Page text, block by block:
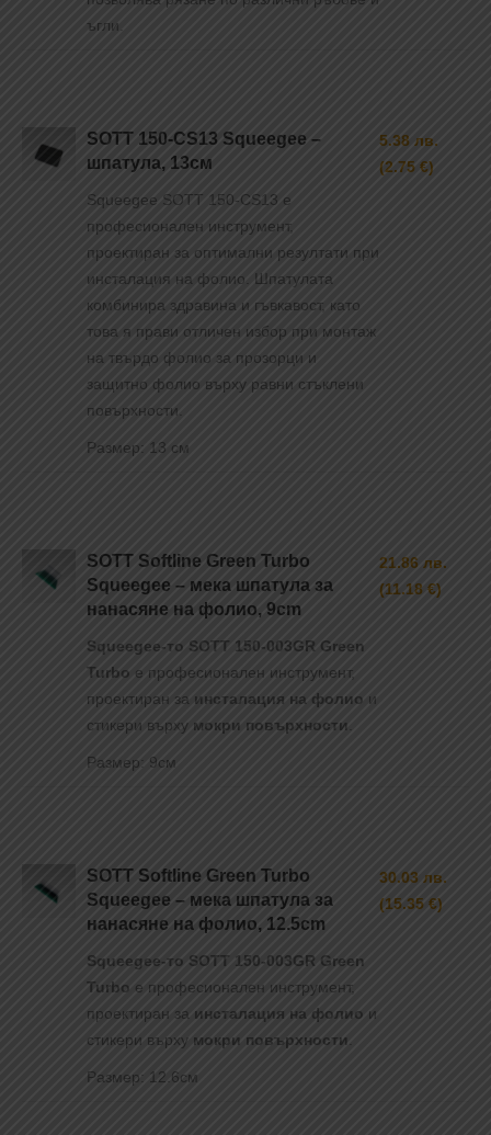
ъгли.
SOTT 150-CS13 Squeegee –
шпатула, 13см
Squeegee SOTT 150-CS13 е
професионален инструмент,
проектиран за оптимални резултати при
инсталация на фолио. Шпатулата
комбинира здравина и гъвкавост, като
това я прави отличен избор при монтаж
на твърдо фолио за прозорци и
защитно фолио върху равни стъклени
повърхности.
Размер: 13 см
5.38 лв.
(2.75 €)
SOTT Softline Green Turbo
Squeegee – мека шпатула за
нанасяне на фолио, 9cm
Squeegee-то SOTT 150-003GR Green
Turbo е професионален инструмент,
проектиран за инсталация на фолио и
стикери върху мокри повърхности
Размер: 9см
21.86 лв.
(11.18 €)
SOTT Softline Green Turbo
Squeegee – мека шпатула за
нанасяне на фолио, 12.5cm
Squeegee-то SOTT 150-003GR Green
Turbo е професионален инструмент,
проектиран за инсталация на фолио и
стикери върху мокри повърхности
Размер: 12.6см
30.03 лв.
(15.35 €)